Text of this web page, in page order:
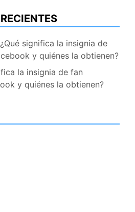
¿Qué significa la insignia de
y quiénes la obtienen?
la insignia de fan
y quiénes la obtienen?